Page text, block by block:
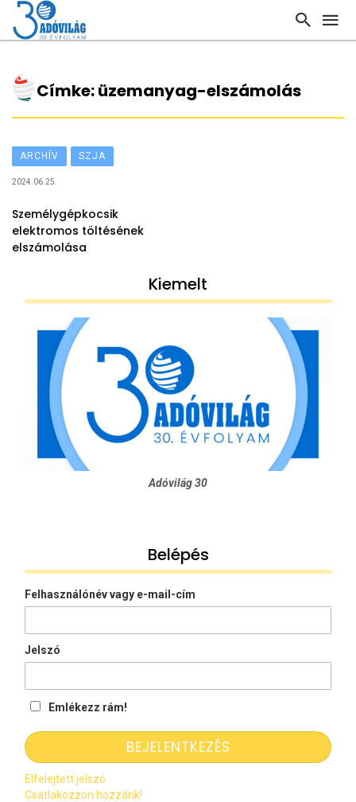
Címke: üzemanyag-elszámolás
ARCHÍV SZJA
2024.06.25.
Személygépkocsik
elektromos töltésének
elszámolása
Kiemelt
Adóvilág 30
Belépés
Felhasználónév vagy e-mail-cím
Jelszó
Emlékezz rám!
Elfelejtett jelszó
Csatlakozzon hozzánk!